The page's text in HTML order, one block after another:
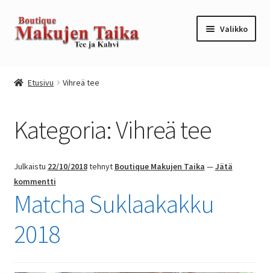
Siirry
navigointiin
Siirry
sisältöön
Valikko
Kassa
Kauppa
Oma tili
Ostoskori
Etusivu Vihreä tee
Kategoria:Vihreä tee
Julkaistu 22/10/2018tehnyt Boutique Makujen Taika —Jätä
kommentti
Matcha Suklaakakku
2018